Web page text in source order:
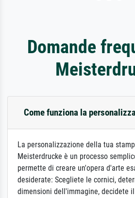
Domande
Come funziona la
La personalizzazione della tua
Meisterdrucke è un processo
permette di creare un'opera d'arte
desiderate: Scegliete le cornici,
dimensioni dell'immagine, decidete